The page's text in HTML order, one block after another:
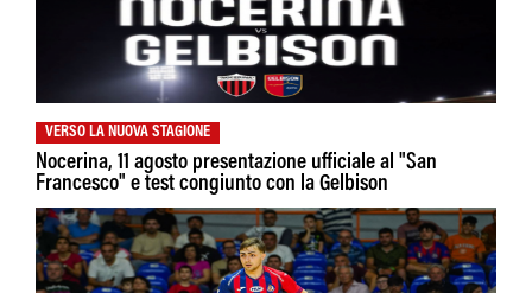
VERSO LA NUOVA STAGIONE
Nocerina, 11 agosto presentazione ufficiale al "San
Francesco" e test congiunto con la Gelbison